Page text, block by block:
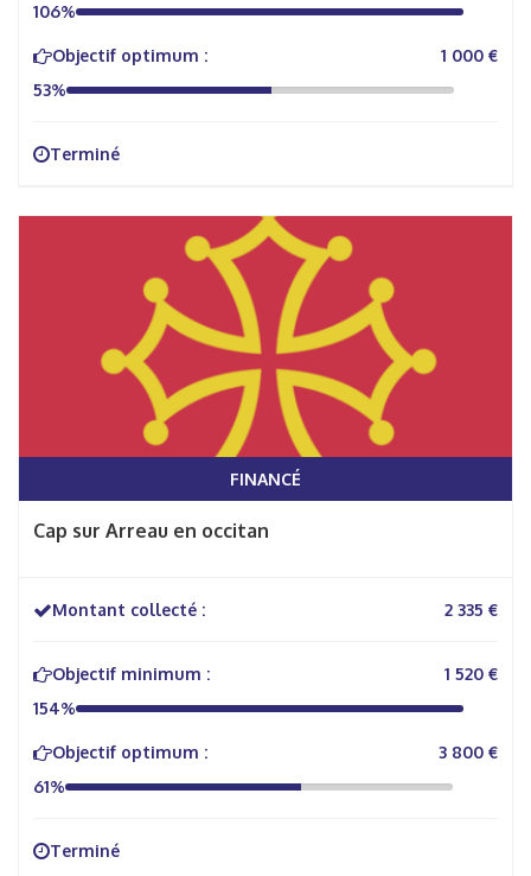
106%
Objectif optimum :
1 000 €
53%
Terminé
FINANCÉ
Cap sur Arreau en occitan
Montant collecté : 2 335 €
Objectif minimum :
1 520 €
154%
Objectif optimum :
3 800 €
61%
Terminé